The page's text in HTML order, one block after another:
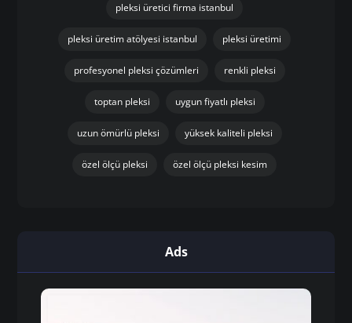
pleksi üretici firma istanbul
pleksi üretim atölyesi istanbul pleksi üretimi
profesyonel pleksi çözümleri renkli pleksi
toptan pleksi uygun fiyatlı pleksi
uzun ömürlü pleksi yüksek kaliteli pleksi
özel ölçü pleksi özel ölçü pleksi kesim
Ads